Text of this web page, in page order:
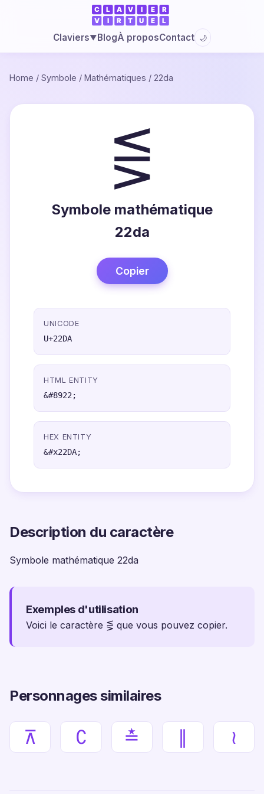
Claviers▼BlogÀ proposContact 🌙
Home / Symbole / Mathématiques / 22da
⋚
Symbole mathématique
22da
Copier
UNICODE
U+22DA
HTML ENTITY
&#8922;
HEX ENTITY
&#x22DA;
Description du caractère
Symbole mathématique 22da
Exemples d'utilisation
Voici le caractère ⋚ que vous pouvez copier.
Personnages similaires
⊼ ∁ ≛ ∥ ≀